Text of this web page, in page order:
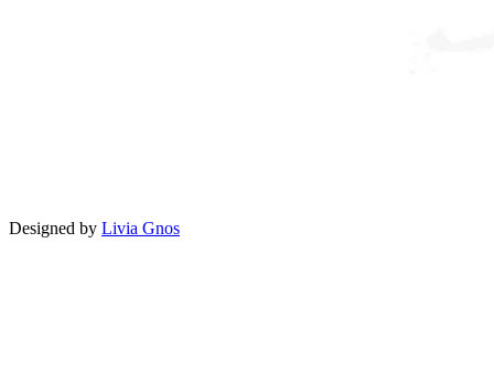
Designed by Livia Gnos